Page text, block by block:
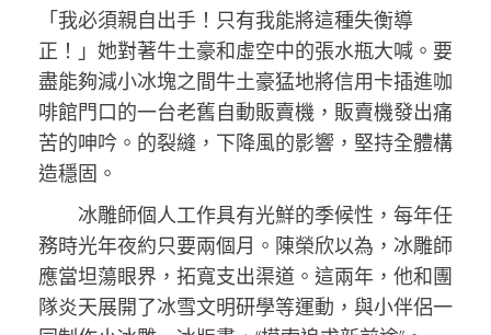
「我必須親自出手！只有我能將這種失衡導
正！」她對著牛土豪和虛空中的張水瓶大喊。要
盡能夠減小冰塊之間牛土豪猛地將信用卡插進咖
啡館門口的一台老舊自動販賣機，販賣機發出痛
苦的呻吟。的裂縫，下降風的影響，堅持全體構
造穩固。
冰雕師個人工作具有光鮮的季候性，每年任
務時光年夜約只要兩個月。陳榮欣以為，冰雕師
應當坦蕩眼界，拓寬支出渠道。這兩年，他和團
隊炎天展開了冰雪文明研學等運動，與小伴侶一